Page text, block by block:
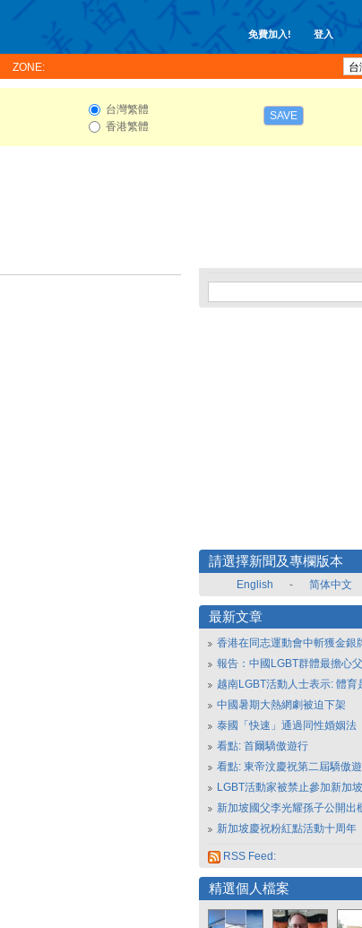
免費加入! 登入
ZONE:
台灣繁體
香港繁體
SAVE
請選擇新聞及專欄版本
English - 简体中文
最新文章
香港在同志運動會中斬獲金銀
報告：中國LGBT群體最擔心
越南LGBT活動人士表示: 體育
中國暑期大熱網劇被迫下架
泰國「快速」通過同性婚姻法
看點: 首爾驕傲遊行
看點: 東帝汶慶祝第二屆驕傲
LGBT活動家被禁止參加新加
新加坡國父李光耀孫子公開出
新加坡慶祝粉紅點活動十周年
RSS Feed:
精選個人檔案